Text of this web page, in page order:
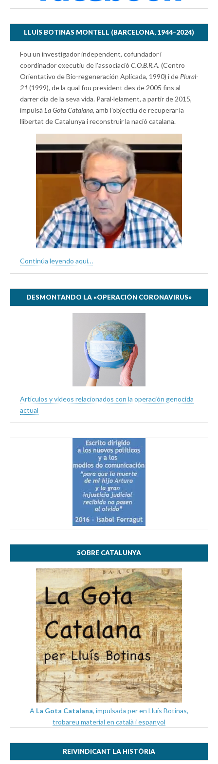
LLUÍS BOTINAS MONTELL (BARCELONA, 1944–2024)
Fou un investigador independent, cofundador i
coordinador executiu de l’associació C.O.B.R.A. (Centro
Orientativo de Bio-regeneración Aplicada, 1990) i de Plural-
21 (1999), de la qual fou president des de 2005 fins al
darrer dia de la seva vida. Paral·lelament, a partir de 2015,
impulsà La Gota Catalana, amb l’objectiu de recuperar la
llibertat de Catalunya i reconstruir la nació catalana.
Continúa leyendo aquí…
DESMONTANDO LA «OPERACIÓN CORONAVIRUS»
Artículos y videos relacionados con la operación genocida
actual
SOBRE CATALUNYA
A La Gota Catalana, impulsada per en Lluís Botinas,
trobareu material en català i espanyol
REIVINDICANT LA HISTÒRIA